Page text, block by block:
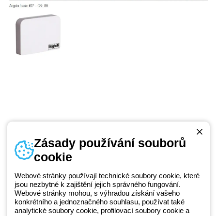
Beghelli je součástí GEWISS Group od roku 2025 a jeho ekosystému
Telefonní číslo
+420 531 014 111
Zásady používání souborů
cookie
Webové stránky používají technické soubory cookie, které
jsou nezbytné k zajištění jejich správného fungování.
Webové stránky mohou, s výhradou získání vašeho
konkrétního a jednoznačného souhlasu, používat také
analytické soubory cookie, profilovací soubory cookie a